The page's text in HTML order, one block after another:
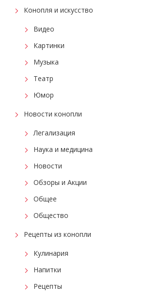
Конопля и искусство
Видео
Картинки
Музыка
Театр
Юмор
Новости конопли
Легализация
Наука и медицина
Новости
Обзоры и Акции
Общее
Общество
Рецепты из конопли
Кулинария
Напитки
Рецепты